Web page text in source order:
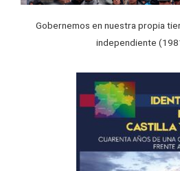
Gobernemos en nuestra propia
independiente